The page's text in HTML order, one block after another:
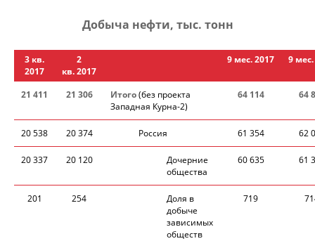
Добыча нефти, тыс. тонн
3 кв.​
2017
2
кв. 2017
9 мес. 2017 9
21 411 21 306 Итого(без проекта
Западная Курна-2)
64 114 64
20 538 20 374 Россия 61 354 62
20 337 20 120
Дочерние
обществ​а
60 635 61
201 254
Доля в
добыче
зависимых
обществ
719